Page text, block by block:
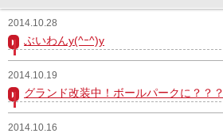
想い出アルバム
卒団生の声
ガンバレ！広島西ブログ
2014.10.28
ぶいわんy(^ｰ^)y
2014.10.19
グランド改装中！ボールパークに？？？
2014.10.16